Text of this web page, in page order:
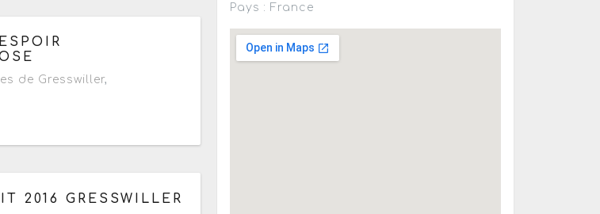
2018
de Gresswiller,
2016 de 08h à 18h
2016 GRESSWILLER
Pays : France